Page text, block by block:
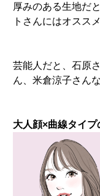
厚みのある生地だ
トさんにはオスス
芸能人だと、石原
ん、米倉涼子さん
大人顔×曲線タイプ